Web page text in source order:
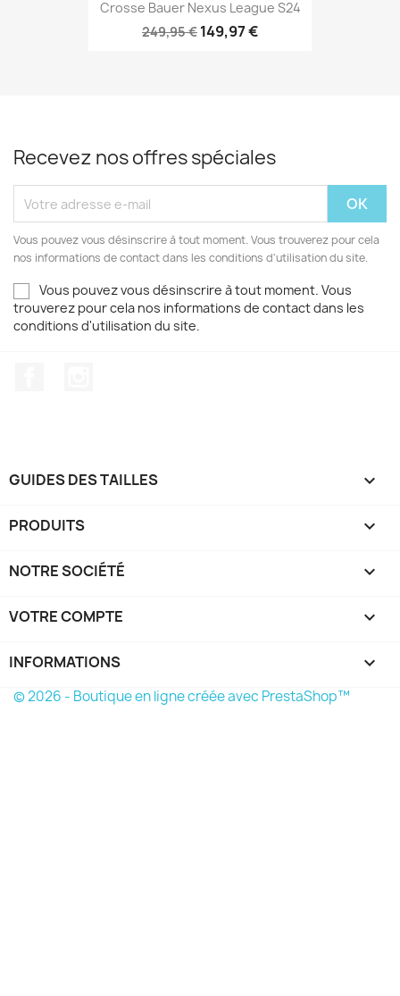
Crosse Bauer Nexus League S24
249,95 € 149,97 €
Recevez nos offres spéciales
Vous pouvez vous désinscrire à tout moment. Vous trouverez pour cela
nos informations de contact dans les conditions d'utilisation du site.
Vous pouvez vous désinscrire à tout moment. Vous
trouverez pour cela nos informations de contact dans les
conditions d'utilisation du site.
GUIDES DES TAILLES 
PRODUITS 
NOTRE SOCIÉTÉ 
VOTRE COMPTE 
INFORMATIONS keyboard_arrow_down
© 2026 - Boutique en ligne créée avec PrestaShop™